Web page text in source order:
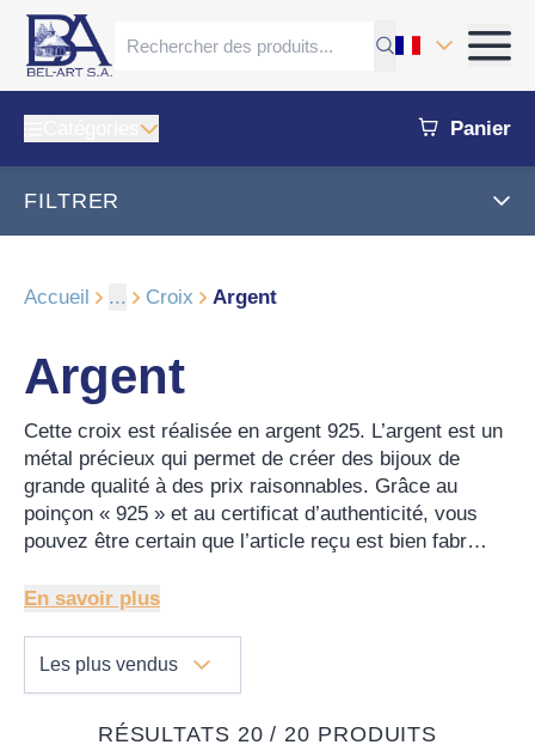
Panier
FILTRER
Accueil ... Croix Argent
Argent
Cette croix est réalisée en argent 925. L’argent est un
métal précieux qui permet de créer des bijoux de
grande qualité à des prix raisonnables. Grâce au
poinçon « 925 » et au certificat d’authenticité, vous
pouvez être certain que l’article reçu est bien fabr…
En savoir plus
Les plus vendus
RÉSULTATS 20 / 20 PRODUITS